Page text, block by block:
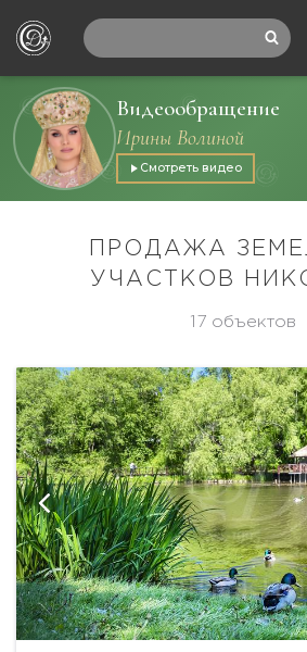
Видеообращение
Ирины Волиной
Смотреть видео
ПРОДАЖА
УЧАСТКОВ
17 объектов